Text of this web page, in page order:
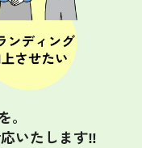
。
いたします‼